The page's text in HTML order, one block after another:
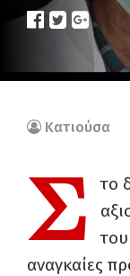
Κατιούσα
Σ το
του
αναγκαίες